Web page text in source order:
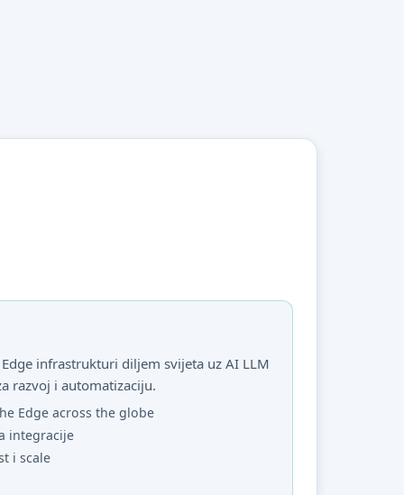
infrastrukturi diljem svijeta uz AI LLM
razvoj i automatizaciju.
Edge across the globe
integracije
i scale